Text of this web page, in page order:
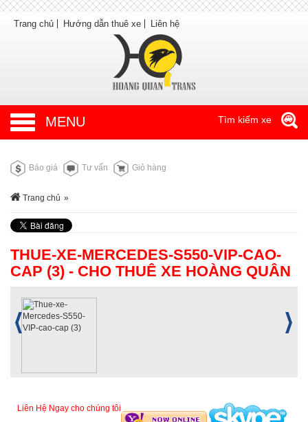
Trang chủ Hướng dẫn thuê xe Liên hệ
MENU Tìm kiếm xe
Báo giá Tư vấn Giỏ hàng
Trang chủ »
THUE-XE-MERCEDES-S550-VIP-CAO-
CAP (3) - CHO THUÊ XE HOÀNG QUÂN
Liên Hệ Ngay cho chúng tôi